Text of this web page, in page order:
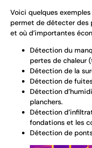
Voici quelques
permet de détecter des
et où d’importantes
Détection du
pertes de chaleur
Détection de la
Détection de
Détection
planchers.
Détection
fondations et les
Détection de